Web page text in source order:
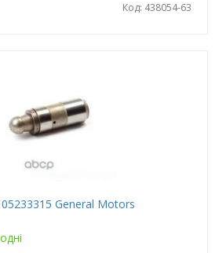
Код: 438054-63
General Motors